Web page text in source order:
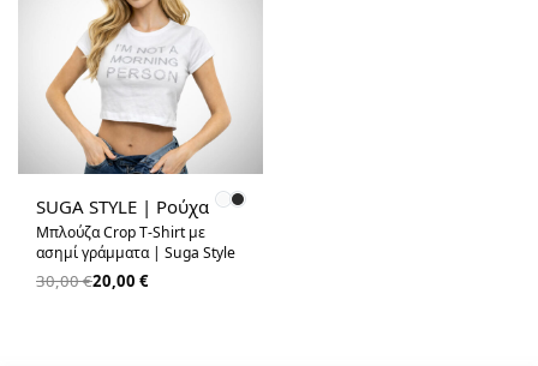
SUGA STYLE | Ρούχα
Μπλούζα Crop T-Shirt με
ασημί γράμματα | Suga Style
30,00€20,00 €